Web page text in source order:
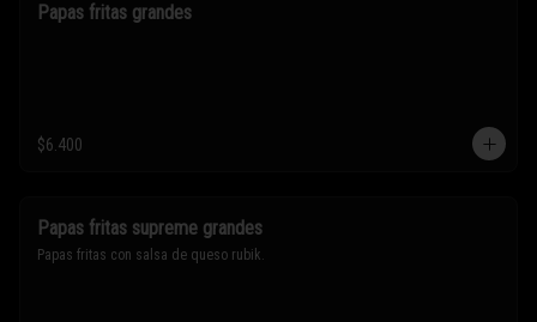
Papas fritas grandes
$6.400
Papas fritas supreme grandes
Papas fritas con salsa de queso rubik.